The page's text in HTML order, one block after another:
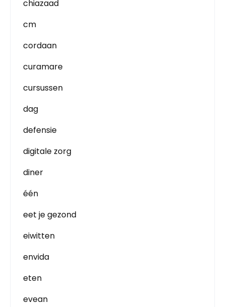
chiazaad
cm
cordaan
curamare
cursussen
dag
defensie
digitale zorg
diner
één
eet je gezond
eiwitten
envida
eten
evean